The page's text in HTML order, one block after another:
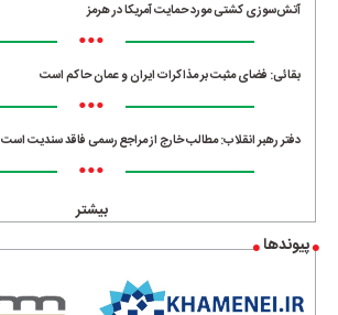
آتش‌سوزی کشتی مورد حمایت آمریکا در هرمز
•••
بقائی: فضای مثبت بر مذاکرات ایران و عمان حاکم است
•••
دفتر رهبر انقلاب: مطالب خارج از مراجع رسمی فاقد سندیت است
•••
بیشتر
پیوندها